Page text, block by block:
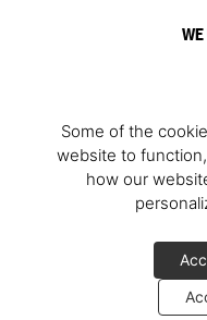
Some of the
website to
how our